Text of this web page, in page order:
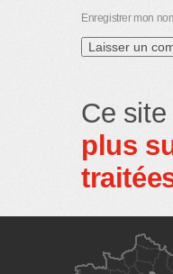
Enregistrer mon
Ce
plus